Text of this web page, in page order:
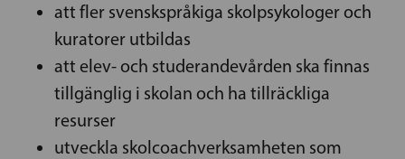
att fler svenskspråkiga skolpsykologer och
kuratorer utbildas
att elev- och studerandevården ska finnas
tillgänglig i skolan och ha tillräckliga
resurser
utveckla skolcoachverksamheten som